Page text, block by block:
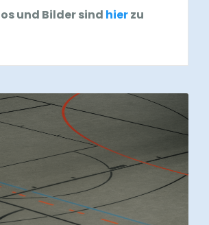
und Bilder sind hierzu